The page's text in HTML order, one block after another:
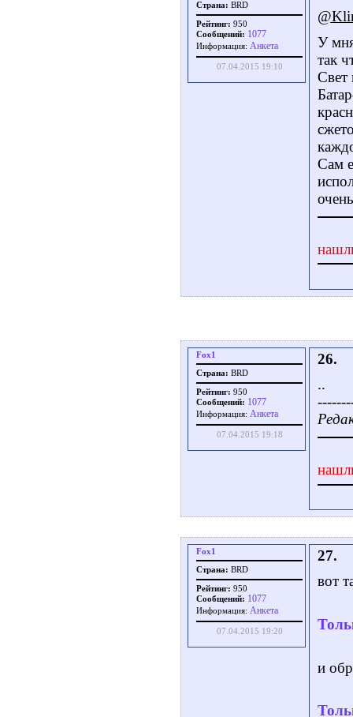
Страна: BRD
Рейтинг: 950
Сообщений: 1077
Информация: Aнкета
07.04.2015 19:10
У
так
Свет
Сам
Fox1
Страна: BRD
Рейтинг: 950
Сообщений: 1077
Информация: Aнкета
07.04.2015 19:18
26.
..
Fox1
Страна: BRD
Рейтинг: 950
Сообщений: 1077
Информация: Aнкета
07.04.2015 19:20
27.
вот
и